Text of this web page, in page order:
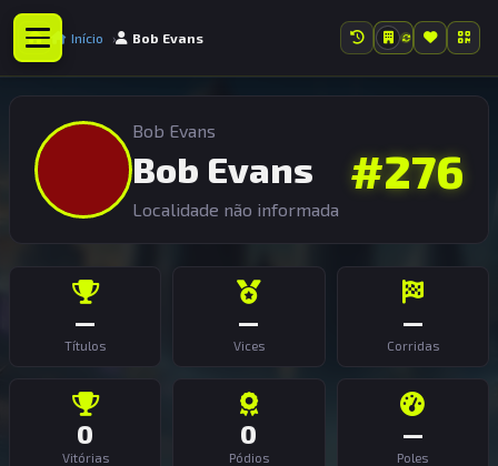
Início Bob Evans
Bob Evans
Bob Evans
Localidade não informada
#276
—
Títulos
—
Vices
—
Corridas
0
Vitórias
0
Pódios
—
Poles